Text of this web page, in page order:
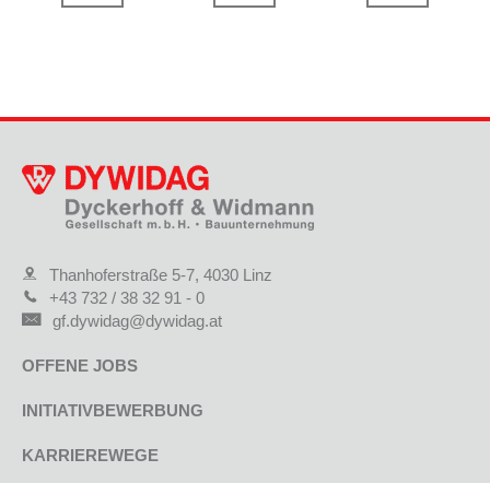
Thanhoferstraße 5-7, 4030 Linz
+43 732 / 38 32 91 - 0
gf.dywidag@dywidag.at
OFFENE JOBS
INITIATIVBEWERBUNG
KARRIEREWEGE